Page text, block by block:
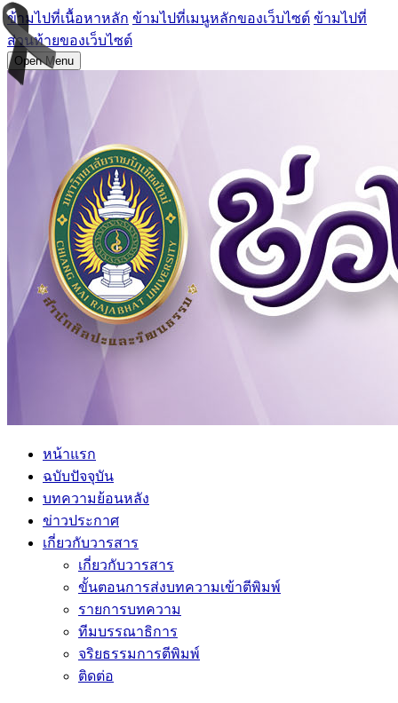
ข้ามไปที่เนื้อหาหลัก ข้ามไปที่เมนูหลักของเว็บไซต์ ข้ามไปที่
ส่วนท้ายของเว็บไซต์
Open Menu
หน้าแรก
ฉบับปัจจุบัน
บทความย้อนหลัง
ข่าวประกาศ
เกี่ยวกับวารสาร
เกี่ยวกับวารสาร
ขั้นตอนการส่งบทความเข้าตีพิมพ์
รายการบทความ
ทีมบรรณาธิการ
จริยธรรมการตีพิมพ์
ติดต่อ